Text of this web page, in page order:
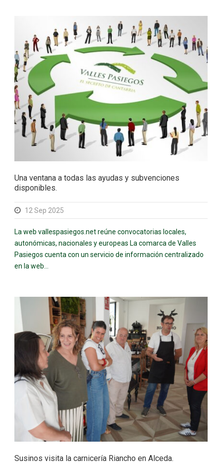
Una ventana a todas las ayudas y subvenciones
disponibles.
12 Sep 2025
La web vallespasiegos.net reúne convocatorias locales,
autonómicas, nacionales y europeas La comarca de Valles
Pasiegos cuenta con un servicio de información centralizado
en la web...
Susinos visita la carnicería Riancho en Alceda.